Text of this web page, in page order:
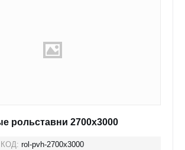
рольставни 2700x3000
КОД: rol-pvh-2700x3000